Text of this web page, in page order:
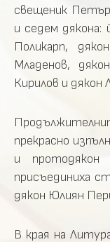
свещеник
и седем дякона:
Поликарп,
Младенов,
Кирилов и дякон
прекрасно
и
присъединиха
дякон Юлиян
В края на